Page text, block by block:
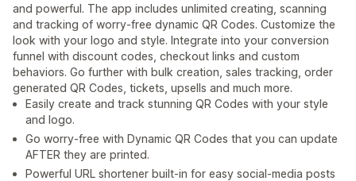
and powerful. The app includes unlimited creating, scanning
and tracking of worry-free dynamic QR Codes. Customize the
look with your logo and style. Integrate into your conversion
funnel with discount codes, checkout links and custom
behaviors. Go further with bulk creation, sales tracking, order
generated QR Codes, tickets, upsells and much more.
Easily create and track stunning QR Codes with your style
and logo.
Go worry-free with Dynamic QR Codes that you can update
AFTER they are printed.
Powerful URL shortener built-in for easy social-media posts